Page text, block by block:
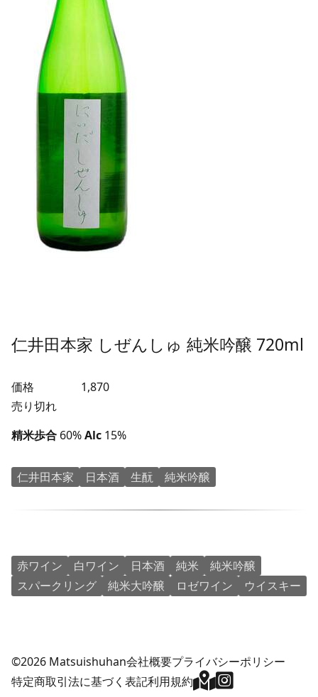
仁井田本家 しぜんしゅ 純米吟醸 720ml
価格
1,870
売り切れ
精米歩合 60%Alc 15%
仁井田本家 日本酒 生酛 純米吟醸
赤ワイン 白ワイン 日本酒 純米
純米吟醸
スパークリング
純米大吟醸 ロゼワイン ウイスキー
©2026 Matsuishuhan会社概要プライバシーポリシー
特定商取引法に基づく表記利用規約